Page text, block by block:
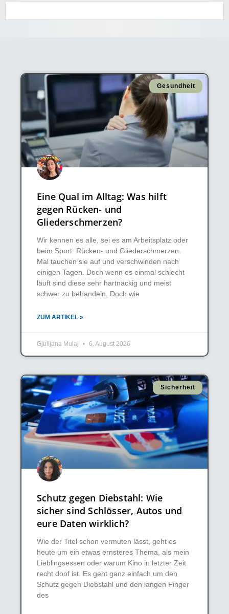
Gesundheit
Eine Qual im Alltag: Was hilft
gegen Rücken- und
Gliederschmerzen?
Wir kennen es alle, sei es am Arbeitsplatz oder
beim Sport: Rücken- und Gliederschmerzen.
Mal tauchen sie auf und verschwinden nach
einigen Tagen. Doch wenn es einmal schlecht
läuft sind diese sehr hartnäckig und meist
schwer zu behandeln. Doch wie
ZUM ARTIKEL »
Gjulijana Mulaj 6. August 2026
Sicherheit
Schutz gegen Diebstahl: Wie
sicher sind Schlösser, Autos und
eure Daten wirklich?
Wie der Titel schon vermuten lässt, geht es
heute um ein etwas ernsteres Thema, als mein
Lieblingsessen oder warum Kino in letzter Zeit
recht doof ist. Es geht ganz einfach um den
Schutz gegen Diebstahl und den langen Finger
des